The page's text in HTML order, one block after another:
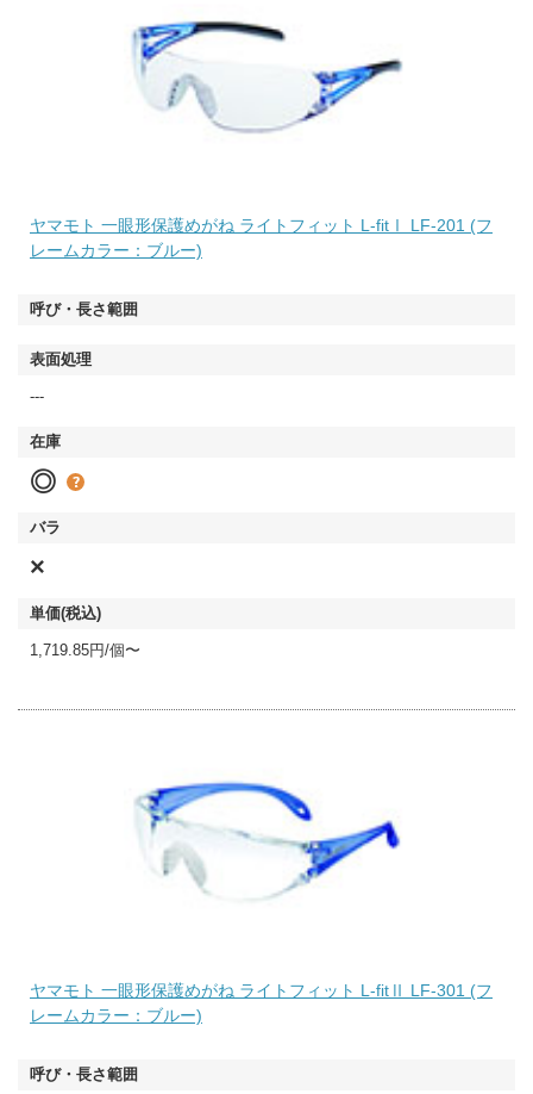
ヤマモト 一眼形保護めがね ライトフィット L-fitⅠ LF-201 (フ
レームカラー：ブルー)
---
◎
×
1,719.85円/個〜
ヤマモト 一眼形保護めがね ライトフィット L-fitⅡ LF-301 (フ
レームカラー：ブルー)